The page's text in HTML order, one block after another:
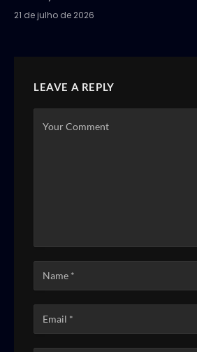
21 de julho de 2026
LEAVE A REPLY